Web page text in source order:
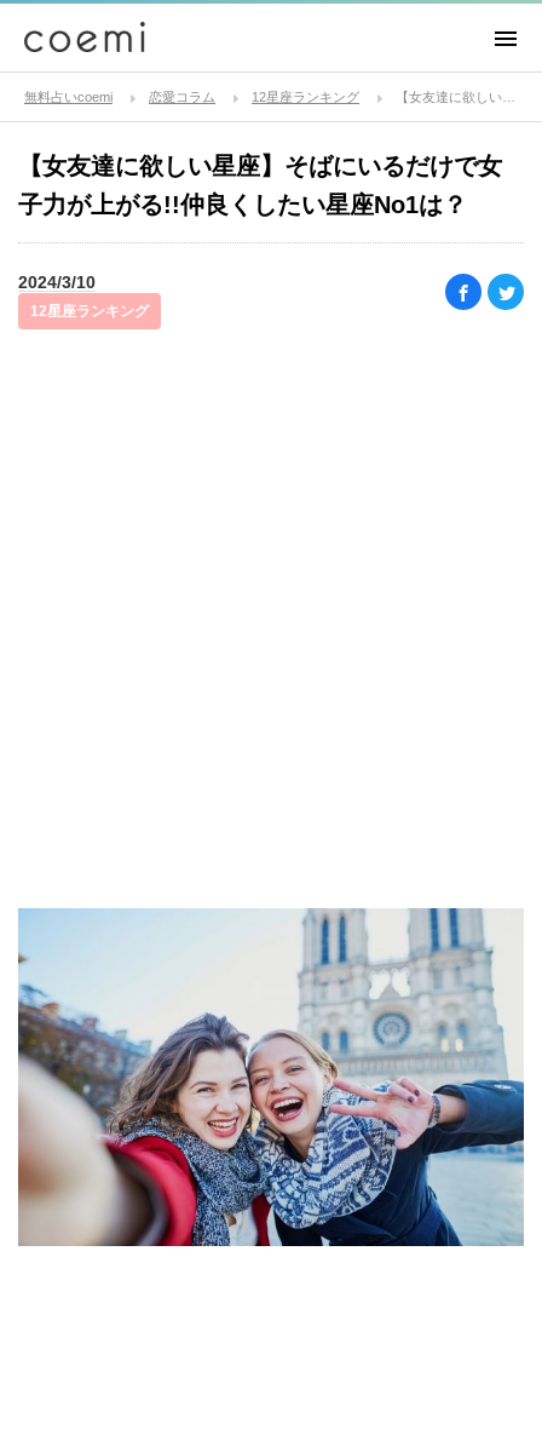
無料占いcoemi 恋愛コラム 12星座ランキング
【女友達に欲しい星座】そばにいるだけで女
子力が上がる!!仲良くしたい星座No1は？
2024/3/10
12星座ランキング